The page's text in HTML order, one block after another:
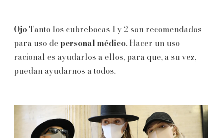
Ojo Tanto los cubrebocas 1 y 2 son recomendados
para uso de personal médico. Hacer un uso
racional es ayudarlos a ellos, para que, a su vez,
puedan ayudarnos a todos.